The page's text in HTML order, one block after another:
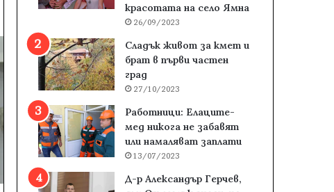
красотата на село Ямна
26/09/2023
Сладък живот за кмет и
брат в първи частен
град
27/10/2023
Работници: Елаците-
мед никога не забавят
или намаляват заплати
13/07/2023
Д-р Александър Герчев,